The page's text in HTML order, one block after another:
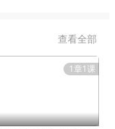
查看全部
1章1课